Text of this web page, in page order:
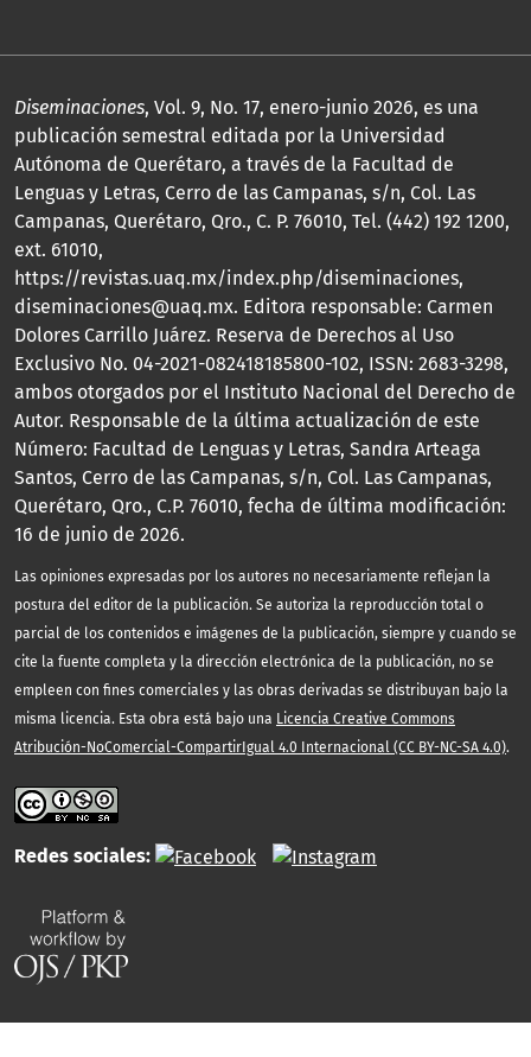
Diseminaciones, Vol. 9, No. 17, enero-junio 2026, es una
publicación semestral editada por la Universidad
Autónoma de Querétaro, a través de la Facultad de
Lenguas y Letras, Cerro de las Campanas, s/n, Col. Las
Campanas, Querétaro, Qro., C. P. 76010, Tel. (442) 192 1200,
ext. 61010,
https://revistas.uaq.mx/index.php/diseminaciones,
diseminaciones@uaq.mx. Editora responsable: Carmen
Dolores Carrillo Juárez. Reserva de Derechos al Uso
Exclusivo No. 04-2021-082418185800-102, ISSN: 2683-3298,
ambos otorgados por el Instituto Nacional del Derecho de
Autor. Responsable de la última actualización de este
Número: Facultad de Lenguas y Letras, Sandra Arteaga
Santos, Cerro de las Campanas, s/n, Col. Las Campanas,
Querétaro, Qro., C.P. 76010, fecha de última modificación:
16 de junio de 2026.
Las opiniones expresadas por los autores no necesariamente reflejan la
postura del editor de la publicación. Se autoriza la reproducción total o
parcial de los contenidos e imágenes de la publicación, siempre y cuando se
cite la fuente completa y la dirección electrónica de la publicación, no se
empleen con fines comerciales y las obras derivadas se distribuyan bajo la
misma licencia. Esta obra está bajo una Licencia Creative Commons
Atribución-NoComercial-CompartirIgual 4.0 Internacional (CC BY-NC-SA 4.0).
Redes sociales: